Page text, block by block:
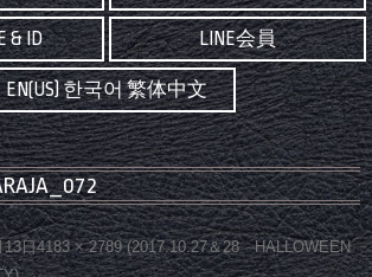
& ID LINE会員
EN(US) 한국어 繁体中文
13日4183 × 2789(2017.10.27＆28 HALLOWEEN